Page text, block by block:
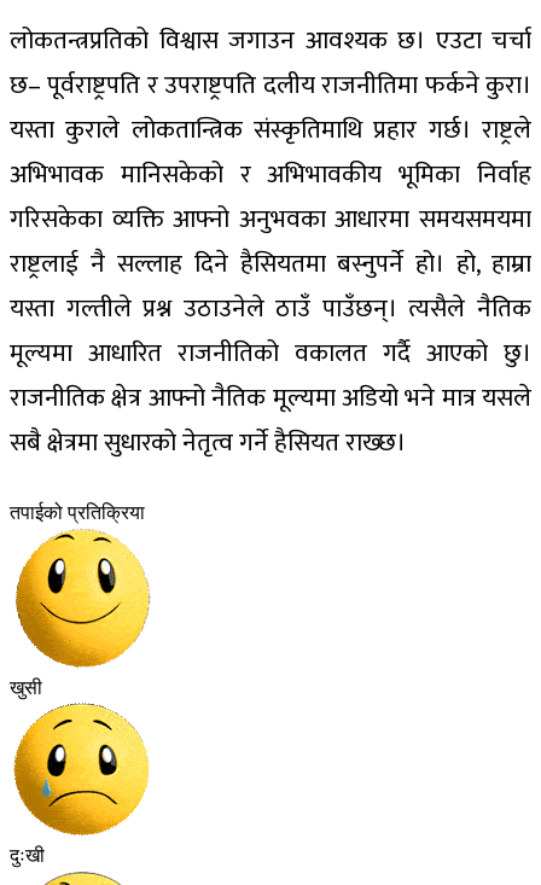
लोकतन्त्रप्रतिको विश्वास जगाउन आवश्यक छ। एउटा चर्चा
छ– पूर्वराष्ट्रपति र उपराष्ट्रपति दलीय राजनीतिमा फर्कने कुरा।
यस्ता कुराले लोकतान्त्रिक संस्कृतिमाथि प्रहार गर्छ। राष्ट्रले
अभिभावक मानिसकेको र अभिभावकीय भूमिका निर्वाह
गरिसकेका व्यक्ति आफ्नो अनुभवका आधारमा समयसमयमा
राष्ट्रलाई नै सल्लाह दिने हैसियतमा बस्नुपर्ने हो। हो, हाम्रा
यस्ता गल्तीले प्रश्न उठाउनेले ठाउँ पाउँछन्। त्यसैले नैतिक
मूल्यमा आधारित राजनीतिको वकालत गर्दै आएको छु।
राजनीतिक क्षेत्र आफ्नो नैतिक मूल्यमा अडियो भने मात्र यसले
सबै क्षेत्रमा सुधारको नेतृत्व गर्ने हैसियत राख्छ।
तपाईको प्रतिक्रिया
खुसी
दुःखी